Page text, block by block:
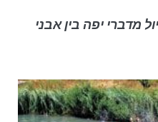
מדברי יפה בין אבני